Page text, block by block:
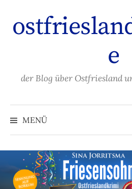
Inhalt
überspringen
e
der Blog über Ostfriesland
MENÜ